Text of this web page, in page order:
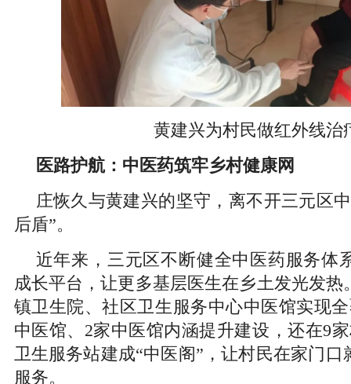
黄建兴为村民做红外线治
医路护航：中医药筑牢乡村健康网
庄恢久与黄建兴的坚守，离不开三元区
后盾”。
近年来，三元区不断健全中医药服务体
成长平台，让更多基层医生在乡土发光发热
镇卫生院、社区卫生服务中心中医馆实现
中医馆、2家中医馆内涵提升建设，还在9
卫生服务站建成“中医阁”，让村民在家门口
服务。